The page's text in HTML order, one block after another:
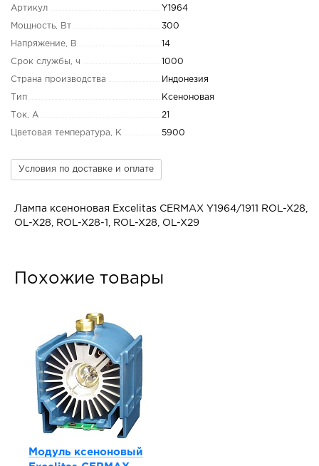
Артикул Y1964
Мощность, Вт 300
Напряжение, В 14
Срок службы, ч 1000
Страна производства Индонезия
Тип Ксеноновая
Ток, А 21
Цветовая температура, K 5900
Условия по доставке и оплате
Лампа ксеноновая Excelitas CERMAX Y1964/1911 ROL-X28,
OL-X28, ROL-X28-1, ROL-X28, OL-X29
Похожие товары
Модуль ксеноновый